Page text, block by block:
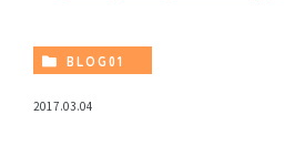
BLOG01
2017.03.04